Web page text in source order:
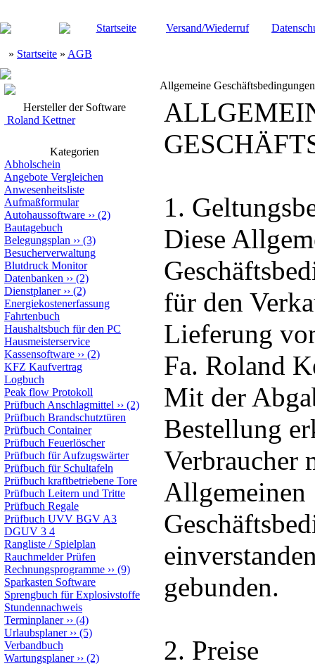
Startseite Versand/Wiederruf
» Startseite » AGB
Hersteller der Software
Roland Kettner
Kategorien
Abholschein
Angebote Vergleichen
Anwesenheitsliste
Aufmaßformular
Autohaussoftware ›› (2)
Bautagebuch
Belegungsplan ›› (3)
Besucherverwaltung
Blutdruck Monitor
Datenbanken ›› (2)
Dienstplaner›› (2)
Energiekostenerfassung
Fahrtenbuch
Haushaltsbuch für den PC
Hausmeisterservice
Kassensoftware ›› (2)
KFZ Kaufvertrag
Logbuch
Peak flow Protokoll
Prüfbuch Anschlagmittel ›› (2)
Prüfbuch Brandschutztüren
Prüfbuch Container
Prüfbuch Feuerlöscher
Prüfbuch für Aufzugswärter
Prüfbuch für Schultafeln
Prüfbuch kraftbetriebene Tore
Prüfbuch Leitern und Tritte
Prüfbuch Regale
Prüfbuch UVV BGV A3
DGUV 3 4
Rangliste / Spielplan
Rauchmelder Prüfen
Rechnungsprogramme ›› (9)
Sparkasten Software
Sprengbuch für Explosivstoffe
Stundennachweis
Terminplaner›› (4)
Urlaubsplaner›› (5)
Verbandbuch
Wartungsplaner›› (2)
Allgemeine Geschäftsbedingungen
1.
Diese
für den
Lieferung
Fa. Roland
Mit der
Bestellung
Verbraucher
Allgemeinen
gebunden.
2. Preise